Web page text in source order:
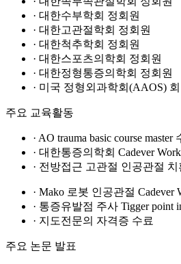
· 대한수부학회 정회원
· 대한고관절학회 정회원
· 대한척추학회 정회원
· 대한스포츠의학회 정회원
· 대한정형통증의학회 정회원
· 미국 정형외과학회(AAOS) 회
주요 교육활동
· AO trauma basic course master
· 대한통증의학회 Cadever
· 전방접근 고관절 인공관절 치
· Mako 로봇 인공관절 Cadever
· 통증유발점 주사 Tigger point
· 지도전문의 자격증 수료
주요 논문 발표